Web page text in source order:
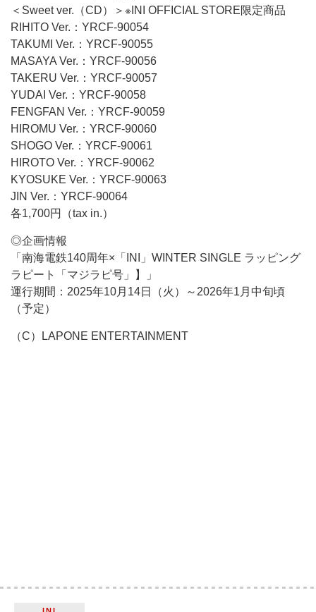
＜Sweet ver.（CD）＞※INI OFFICIAL STORE限定商品
RIHITO Ver.：YRCF-90054
TAKUMI Ver.：YRCF-90055
MASAYA Ver.：YRCF-90056
TAKERU Ver.：YRCF-90057
YUDAI Ver.：YRCF-90058
FENGFAN Ver.：YRCF-90059
HIROMU Ver.：YRCF-90060
SHOGO Ver.：YRCF-90061
HIROTO Ver.：YRCF-90062
KYOSUKE Ver.：YRCF-90063
JIN Ver.：YRCF-90064
各1,700円（tax in.）
◎企画情報
「南海電鉄140周年×「INI」WINTER SINGLE ラッピング
ラピート「マジラピ号」】」
運行期間：2025年10月14日（火）～2026年1月中旬頃
（予定）
（C）LAPONE ENTERTAINMENT